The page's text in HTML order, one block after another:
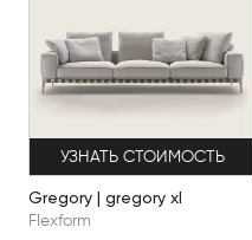
УЗНАТЬ СТОИМОСТЬ
Gregory | gregory xl
Flexform